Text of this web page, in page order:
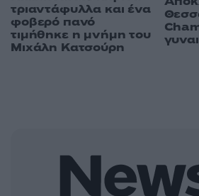
τριαντάφυλλα και ένα
φοβερό πανό
τιμήθηκε η μνήμη του
Μιχάλη Κατσούρη